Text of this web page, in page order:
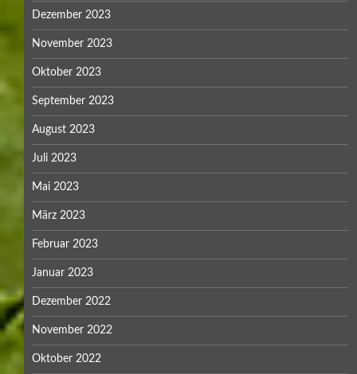
Dezember 2023
November 2023
Oktober 2023
September 2023
August 2023
Juli 2023
Mai 2023
März 2023
Februar 2023
Januar 2023
Dezember 2022
November 2022
Oktober 2022